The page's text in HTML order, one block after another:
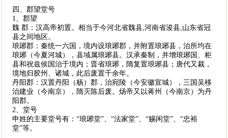
四、郡望堂号
1、郡望
魏 郡：汉高帝初置。相当于今河北省魏县,河南省浚县,山东省冠
县之间地区。
琅琊郡：秦统一六国，境内设琅琊郡，并附置琅琊县，治所均在
琅琊（今夏河城），县域属琅琊县。汉承秦制，并增琅琊国、柜
县和祝兹侯国治于境内；晋省琅琊，隋复置琅琊县；唐代又裁，
境地归胶州、诸城，此后废置千余年。
丹阳郡：汉置丹阳（杨）郡，治宛陵（今安徽宣城），三国吴移
治建业（今南京），隋灭陈后废。炀帝又以蒋州（今南京）为丹
阳郡。
2、堂号
申姓的主要堂号有：“琅琊堂”、“法家堂”、“赐闲堂”、“忠裕
堂”等。